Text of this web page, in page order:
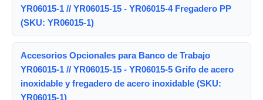
YR06015-1 // YR06015-15 - YR06015-4 Fregadero PP
(SKU: YR06015-1)
Accesorios Opcionales para Banco de Trabajo
YR06015-1 // YR06015-15 - YR06015-5 Grifo de acero
inoxidable y fregadero de acero inoxidable (SKU:
YR06015-1)